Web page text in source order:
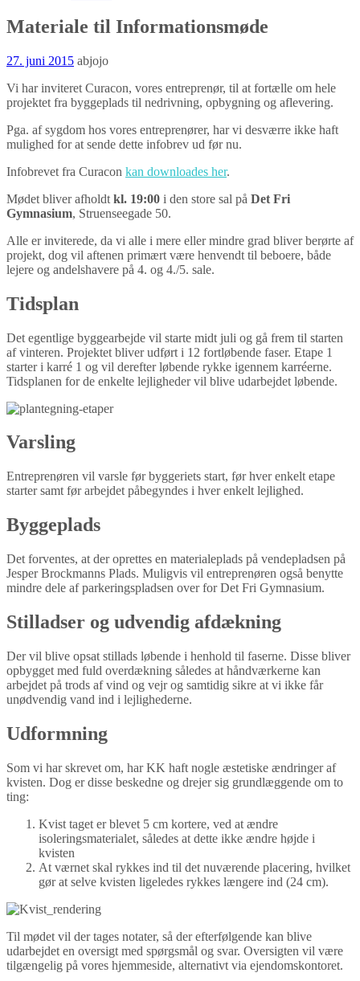
Materiale til Informationsmøde
27. juni 2015 abjojo
Vi har inviteret Curacon, vores entreprenør, til at fortælle om hele
projektet fra byggeplads til nedrivning, opbygning og aflevering.
Pga. af sygdom hos vores entreprenører, har vi desværre ikke haft
mulighed for at sende dette infobrev ud før nu.
Infobrevet fra Curacon kan downloades her.
Mødet bliver afholdt kl. 19:00 i den store sal på Det Fri
Gymnasium, Struenseegade 50.
Alle er inviterede, da vi alle i mere eller mindre grad bliver berørte af
projekt, dog vil aftenen primært være henvendt til beboere, både
lejere og andelshavere på 4. og 4./5. sale.
Tidsplan
Det egentlige byggearbejde vil starte midt juli og gå frem til starten
af vinteren. Projektet bliver udført i 12 fortløbende faser. Etape 1
starter i karré 1 og vil derefter løbende rykke igennem karréerne.
Tidsplanen for de enkelte lejligheder vil blive udarbejdet løbende.
Varsling
Entreprenøren vil varsle før byggeriets start, før hver enkelt etape
starter samt før arbejdet påbegyndes i hver enkelt lejlighed.
Byggeplads
Det forventes, at der oprettes en materialeplads på vendepladsen på
Jesper Brockmanns Plads. Muligvis vil entreprenøren også benytte
mindre dele af parkeringspladsen over for Det Fri Gymnasium.
Stilladser og udvendig afdækning
Der vil blive opsat stillads løbende i henhold til faserne. Disse bliver
opbygget med fuld overdækning således at håndværkerne kan
arbejdet på trods af vind og vejr og samtidig sikre at vi ikke får
unødvendig vand ind i lejlighederne.
Udformning
Som vi har skrevet om, har KK haft nogle æstetiske ændringer af
kvisten. Dog er disse beskedne og drejer sig grundlæggende om to
ting:
Kvist taget er blevet 5 cm kortere, ved at ændre
isoleringsmaterialet, således at dette ikke ændre højde i
kvisten
At værnet skal rykkes ind til det nuværende placering, hvilket
gør at selve kvisten ligeledes rykkes længere ind (24 cm).
Til mødet vil der tages notater, så der efterfølgende kan blive
udarbejdet en oversigt med spørgsmål og svar. Oversigten vil være
tilgængelig på vores hjemmeside, alternativt via ejendomskontoret.